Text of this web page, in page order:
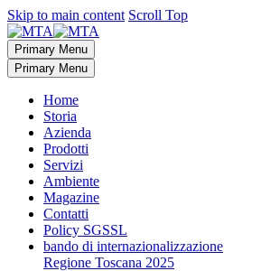
Skip to main content Scroll Top
Primary Menu
Primary Menu
Home
Storia
Azienda
Prodotti
Servizi
Ambiente
Magazine
Contatti
Policy SGSSL
bando di internazionalizzazione
Regione Toscana 2025